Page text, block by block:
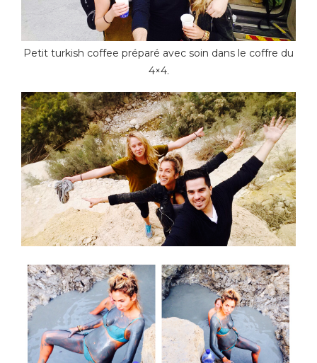
Petit turkish coffee préparé avec soin dans le coffre du
4×4.